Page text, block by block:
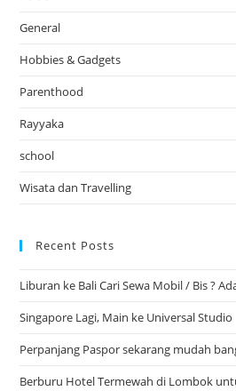
General
Hobbies & Gadgets
Parenthood
Rayyaka
school
Wisata dan Travelling
Recent Posts
Liburan ke Bali Cari Sewa Mobil / Bis ?
Singapore Lagi, Main ke Universal Studio
Perpanjang Paspor sekarang mudah
Berburu Hotel Termewah di Lombok